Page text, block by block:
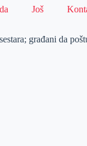
Još
građani da